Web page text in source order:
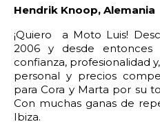
Hendrik Knoop, Alemania
¡Quiero a Moto Luis!
2006 y desde entonces
confianza, profesionalidad
personal y precios
para Cora y Marta por su
Con muchas ganas de
Ibiza.
10:00 10:30
12:00 12:30
14:00 14:30